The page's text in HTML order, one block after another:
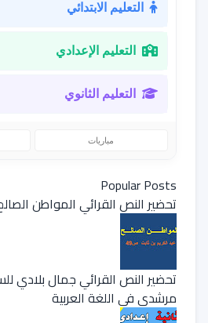
التعليم الابتدائي
التعليم الإعدادي
التعليم الثانوي
مباريات
Popular Posts
تحضير النص القرائي المواطن
تحضير النص القرائي جمال بلادي
مرشدي في اللغة العربية